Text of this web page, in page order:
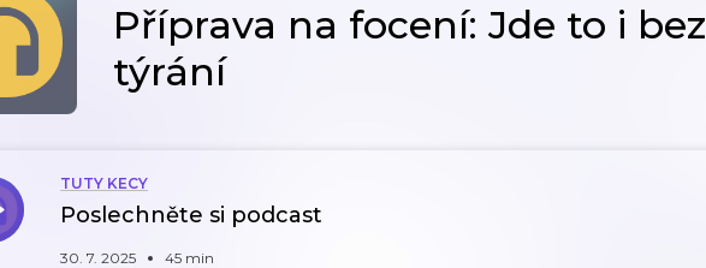
Příprava na focení: Jde to i bez
týrání
TUTY KECY
Poslechněte si podcast
30. 7. 2025 45 min